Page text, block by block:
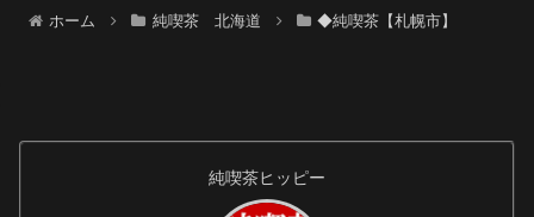
ホーム 純喫茶 北海道 ◆純喫茶【札幌市】
純喫茶ヒッピー